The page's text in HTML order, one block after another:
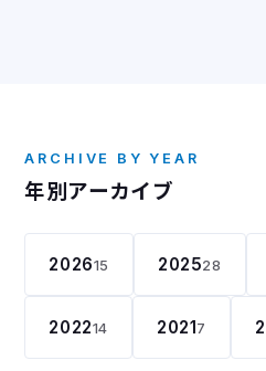
ARCHIVE BY YEAR
年別アーカイブ
202615 202528
202214 2021 7